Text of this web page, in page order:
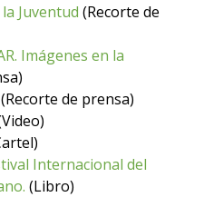
Juventud (Recorte de
Imágenes en la
(Recorte de prensa)
Internacional del
(Libro)